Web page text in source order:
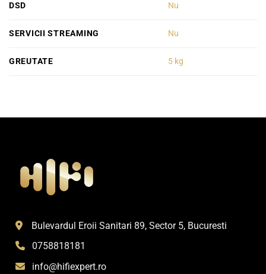
DSD Nu
SERVICII STREAMING Nu
GREUTATE 5 kg
Bulevardul Eroii Sanitari 89, Sector 5, Bucuresti
0758818181
info@hifiexpert.ro